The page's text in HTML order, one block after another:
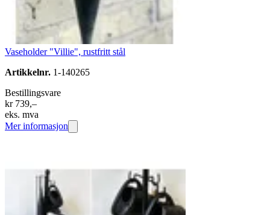
Vaseholder "Villie", rustfritt stål
Artikkelnr. 1-140265
Bestillingsvare
kr 739,–
eks. mva
Mer informasjon